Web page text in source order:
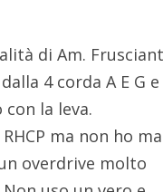
di Am.
4 corda A E G e
la leva.
ma non ho
overdrive molto